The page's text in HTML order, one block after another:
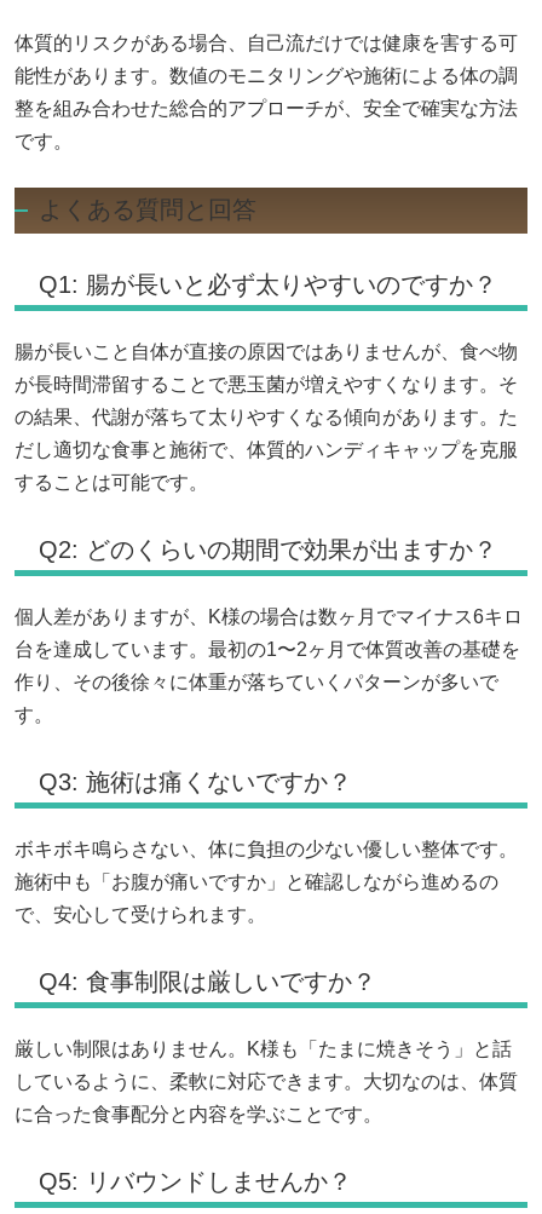
体質的リスクがある場合、自己流だけでは健康を害する可
能性があります。数値のモニタリングや施術による体の調
整を組み合わせた総合的アプローチが、安全で確実な方法
です。
よくある質問と回答
Q1: 腸が長いと必ず太りやすいのですか？
腸が長いこと自体が直接の原因ではありませんが、食べ物
が長時間滞留することで悪玉菌が増えやすくなります。そ
の結果、代謝が落ちて太りやすくなる傾向があります。た
だし適切な食事と施術で、体質的ハンディキャップを克服
することは可能です。
Q2: どのくらいの期間で効果が出ますか？
個人差がありますが、K様の場合は数ヶ月でマイナス6キロ
台を達成しています。最初の1〜2ヶ月で体質改善の基礎を
作り、その後徐々に体重が落ちていくパターンが多いで
す。
Q3: 施術は痛くないですか？
ボキボキ鳴らさない、体に負担の少ない優しい整体です。
施術中も「お腹が痛いですか」と確認しながら進めるの
で、安心して受けられます。
Q4: 食事制限は厳しいですか？
厳しい制限はありません。K様も「たまに焼きそう」と話
しているように、柔軟に対応できます。大切なのは、体質
に合った食事配分と内容を学ぶことです。
Q5: リバウンドしませんか？